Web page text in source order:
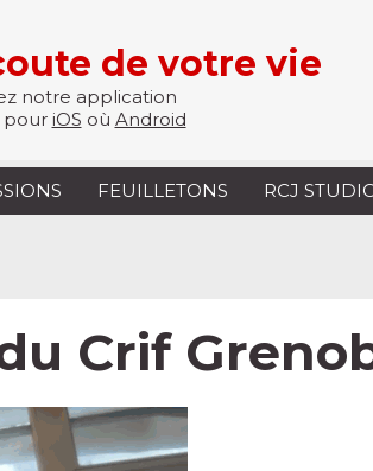
de votre vie
notre application
pour iOS où Android
FEUILLETONS RCJ
Crif